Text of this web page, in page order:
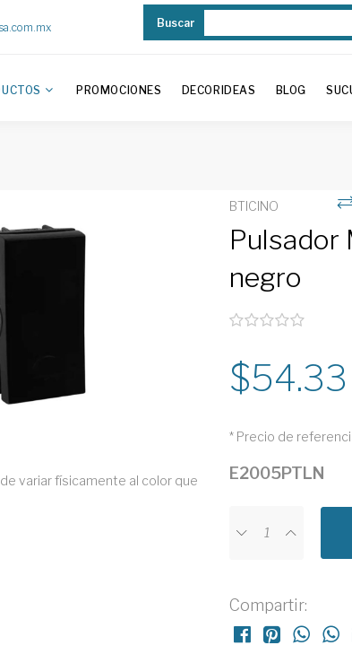
Buscar
PROMOCIONES DECORIDEAS BLOG
variar físicamente al color que
BTICINO
Pulsador
negro
54.33
* Precio de
E2005PTLN
Compartir: